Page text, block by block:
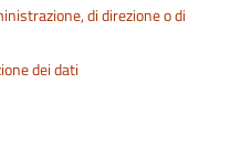
di direzione o di
dei dati